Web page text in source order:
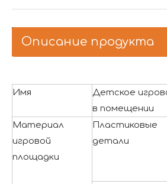
Описание продукта
Имя
Детское
в помещении
Материал
игровой
площадки
Пластиковые
детали